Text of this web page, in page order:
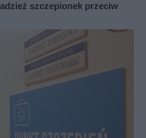
szczepionek przeciw